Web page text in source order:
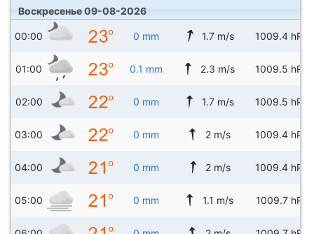
Воскресенье 09-08-2026
00:00 0 mm 1.7 m/s 1009.4 hPa
01:00 0.1 mm 2.3 m/s 1009.5 hPa
02:00 0 mm 1.7 m/s 1009.5 hPa
03:00 0 mm 2 m/s 1009.4 hPa
04:00 0 mm 2 m/s 1009.4 hPa
05:00 0 mm 1.1 m/s 1009.7 hPa